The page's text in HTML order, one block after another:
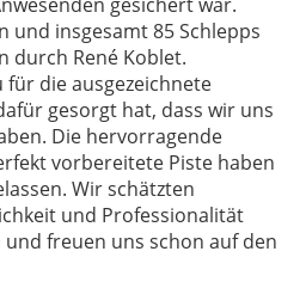
und insgesamt 85 Schlepps
durch René Koblet.
für die ausgezeichnete
gesorgt hat, dass wir uns
Die hervorragende
vorbereitete Piste haben
Wir schätzten
und Professionalität
freuen uns schon auf den